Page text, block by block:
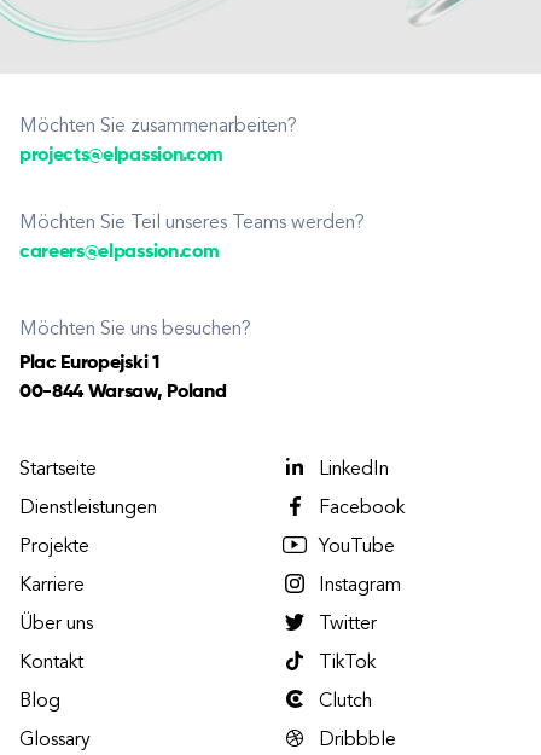
Möchten Sie zusammenarbeiten?
projects@elpassion.com
Möchten Sie Teil unseres Teams werden?
careers@elpassion.com
Möchten Sie uns besuchen?
Plac Europejski 1
00-844 Warsaw, Poland
Startseite
Dienstleistungen
Projekte
Karriere
Über uns
Kontakt
Blog
Glossary
LinkedIn
Facebook
YouTube
Instagram
Twitter
TikTok
Clutch
Dribbble